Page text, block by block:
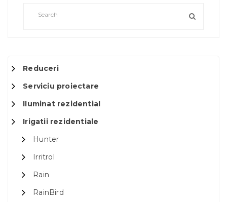
Reduceri
Serviciu proiectare
Iluminat rezidential
Irigatii rezidentiale
Hunter
Irritrol
Rain
RainBird